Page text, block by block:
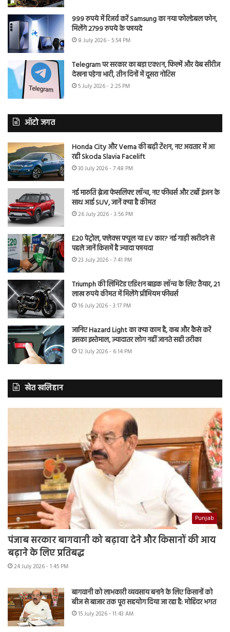
999 रुपये में रिजर्व करें Samsung का नया फोल्डेबल फोन,
मिलेंगे 2799 रुपये के फायदे
8 July 2026 - 5:54 PM
Telegram पर सरकार का बड़ा एक्शन, फिल्में और वेब सीरीज
देखना पड़ेगा भारी, तीन दिनों में दूसरा नोटिस
5 July 2026 - 2:25 PM
ऑटो जगत
Honda City और Verna की बढ़ी टेंशन, नए अवतार में आ
रही Skoda Slavia Facelift
30 July 2026 - 7:48 PM
नई मारुति ब्रेजा फेसलिफ्ट लॉन्च, नए फीचर्स और टर्बो इंजन के
साथ आई SUV, जानें क्या है कीमत
26 July 2026 - 3:56 PM
E20 पेट्रोल, फ्लेक्स फ्यूल या EV कार? नई गाड़ी खरीदने से
पहले जानें किसमें है ज्यादा फायदा
23 July 2026 - 7:41 PM
Triumph की लिमिटेड एडिशन बाइक लॉन्च के लिए तैयार, 21
लाख रुपये कीमत में मिलेंगे प्रीमियम फीचर्स
16 July 2026 - 3:17 PM
जानिए Hazard Light का क्या काम है, कब और कैसे करें
इसका इस्तेमाल, ज्यादातर लोग नहीं जानते सही तरीका
12 July 2026 - 6:14 PM
खेत खलिहान
Punjab
पंजाब सरकार बागवानी को बढ़ावा देने और किसानों की आय
बढ़ाने के लिए प्रतिबद्ध
24 July 2026 - 1:45 PM
बागवानी को लाभकारी व्यवसाय बनाने के लिए किसानों को
बीज से बाजार तक पूरा सहयोग दिया जा रहा है: मोहिंदर भगत
15 July 2026 - 11:43 AM